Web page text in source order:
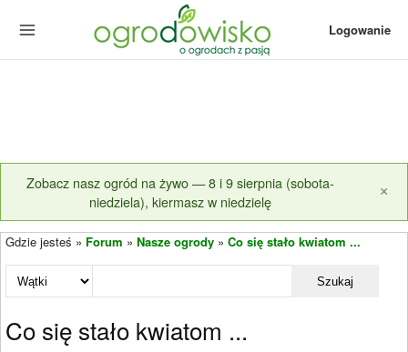
Logowanie
Zobacz nasz ogród na żywo — 8 i 9 sierpnia (sobota-
niedziela), kiermasz w niedzielę
×
Gdzie jesteś » Forum » Nasze ogrody » Co się stało kwiatom ...
Szukaj
Co się stało kwiatom ...